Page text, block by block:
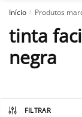
Início / Produtos
tinta
negra
FILTRAR